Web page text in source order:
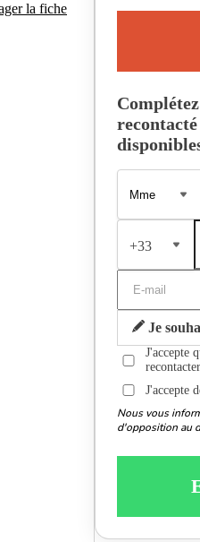
la fiche
+33
Je
J'accepte
J'accepte
Nous vous
d'opposition au